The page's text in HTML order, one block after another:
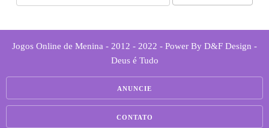
Jogos Online de Menina - 2012 - 2022 - Power By D&F Design -
Deus é Tudo
ANUNCIE
CONTATO